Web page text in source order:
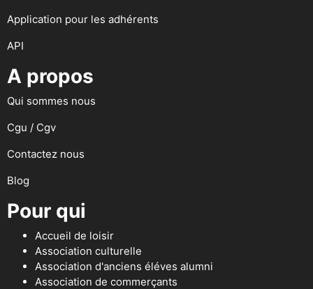
Application pour les adhérents
API
A propos
Qui sommes nous
Cgu / Cgv
Contactez nous
Blog
Pour qui
Accueil de loisir
Association culturelle
Association d'anciens éléves alumni
Association de commerçants